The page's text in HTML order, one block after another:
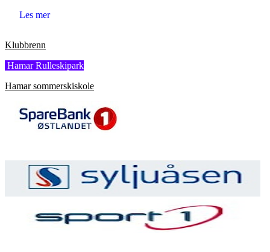
Les mer
Klubbrenn
Hamar Rulleskipark
Hamar sommerskiskole